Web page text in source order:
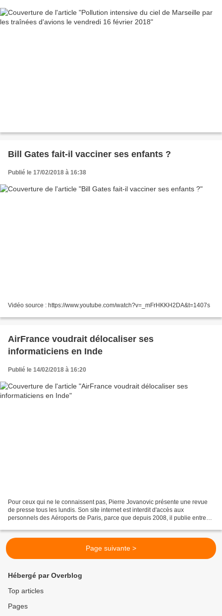
Bill Gates fait-il vacciner ses enfants ?
Publié le 17/02/2018 à 16:38
Vidéo source : https://www.youtube.com/watch?v=_mFrHKKH2DA&t=1407s
AirFrance voudrait délocaliser ses
informaticiens en Inde
Publié le 14/02/2018 à 16:20
Pour ceux qui ne le connaissent pas, Pierre Jovanovic présente une revue
de presse tous les lundis. Son site internet est interdit d'accès aux
personnels des Aéroports de Paris, parce que depuis 2008, il publie entre
Page suivante >
Hébergé par Overblog
Top articles
Pages